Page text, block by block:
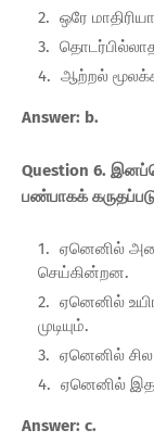
ஒரே
ஆற்றல்
Answer: b.
Question 6.
பண்பாகக்
ஏனெனில்
செய்கின்றன.
ஏனெனில்
முடியும்.
ஏனெனில்
ஏனெனில்
Answer: c.